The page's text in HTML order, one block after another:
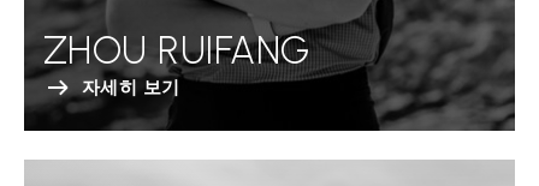
ZHOU RUIFANG
자세히 보기